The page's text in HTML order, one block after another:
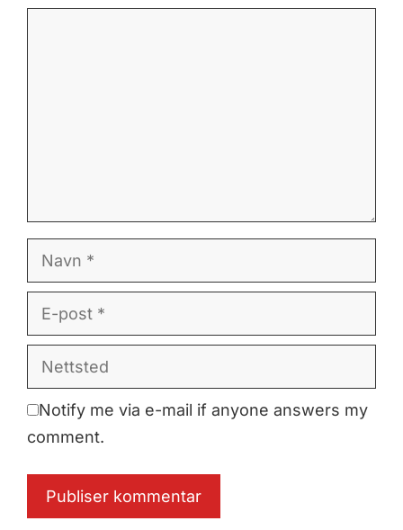
post
Notify me via e-mail if anyone answers my
comment.